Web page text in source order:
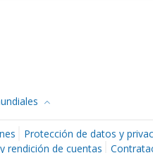
Protección de datos y
rendición de cuentas